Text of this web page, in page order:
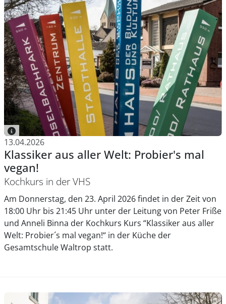
13.04.2026
Klassiker aus aller Welt: Probier's mal
vegan!
Kochkurs in der VHS
Am Donnerstag, den 23. April 2026 findet in der Zeit von
18:00 Uhr bis 21:45 Uhr unter der Leitung von Peter Friße
und Anneli Binna der Kochkurs Kurs “Klassiker aus aller
Welt: Probier´s mal vegan!“ in der Küche der
Gesamtschule Waltrop statt.